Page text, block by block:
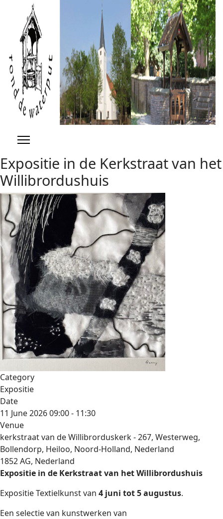
Expositie in de Kerkstraat van het
Willibrordushuis
Category
Expositie
Date
11 June 202609:00- 11:30
Venue
kerkstraat van de Willibrorduskerk - 267, Westerweg,
Bollendorp, Heiloo, Noord-Holland, Nederland
1852 AG, Nederland
Expositie in de Kerkstraat van het Willibrordushuis
Expositie Textielkunst van 4 juni tot 5 augustus.
Een selectie van kunstwerken van
YearMonth
Year